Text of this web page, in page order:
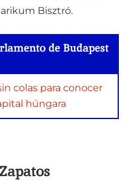
Bisztró.
de Budapest
colas para conocer
húngara